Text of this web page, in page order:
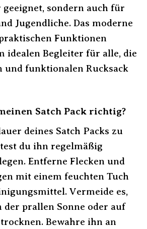
geeignet, sondern auch für
Jugendliche. Das moderne
Funktionen
idealen Begleiter für alle, die
und funktionalen Rucksack
Satch Pack richtig?
deines Satch Packs zu
du ihn regelmäßig
Entferne Flecken und
mit einem feuchten Tuch
Vermeide es,
der prallen Sonne oder auf
Bewahre ihn an